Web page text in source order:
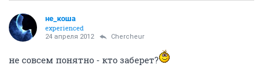
не_коша
experienced
24 апреля 2012 Сhercheur
не совсем понятно - кто заберет?